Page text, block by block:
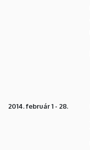
2014. február 1 - 28.